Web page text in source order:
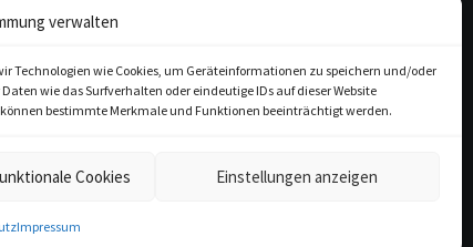
verwalten
Technologien wie Cookies, um Geräteinformationen zu speichern und/oder
wie das Surfverhalten oder eindeutige IDs auf dieser Website
bestimmte Merkmale und Funktionen beeinträchtigt werden.
Cookies Einstellungen anzeigen
Impressum
kulturfeder.de – Onlinemagazin